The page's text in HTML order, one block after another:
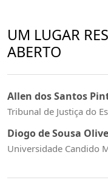
UM LUGAR
ABERTO
Allen dos Santos
Tribunal de Justiça do
Diogo de Sousa
Universidade Candido